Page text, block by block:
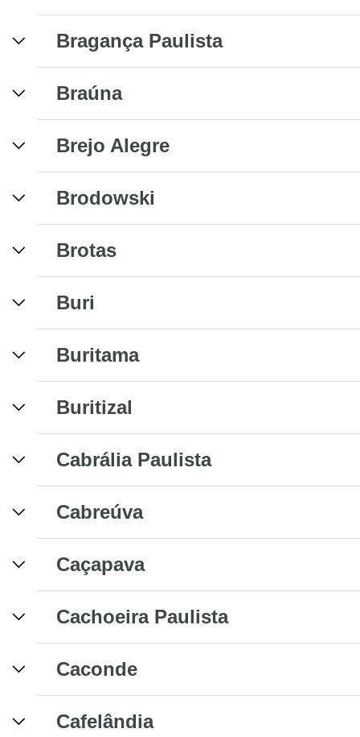
Bragança Paulista
Braúna
Brejo Alegre
Brodowski
Brotas
Buri
Buritama
Buritizal
Cabrália Paulista
Cabreúva
Caçapava
Cachoeira Paulista
Caconde
Cafelândia